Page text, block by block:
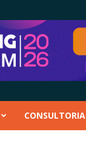
CONSULTORIA